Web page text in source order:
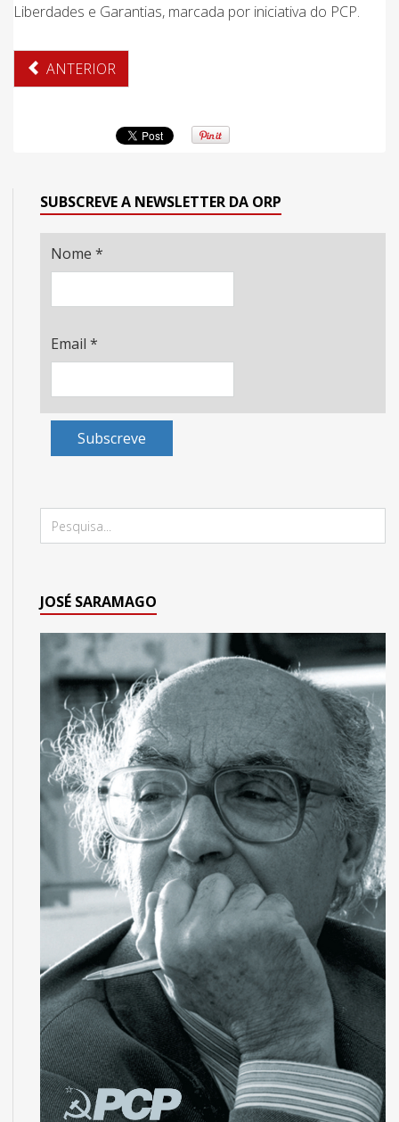
Liberdades e Garantias, marcada por iniciativa do PCP.
ANTERIOR
SUBSCREVE A NEWSLETTER DA ORP
Nome *
Email *
Subscreve
JOSÉ SARAMAGO